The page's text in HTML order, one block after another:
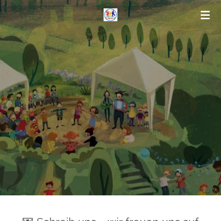
Zum
Hauptinhalt
springen